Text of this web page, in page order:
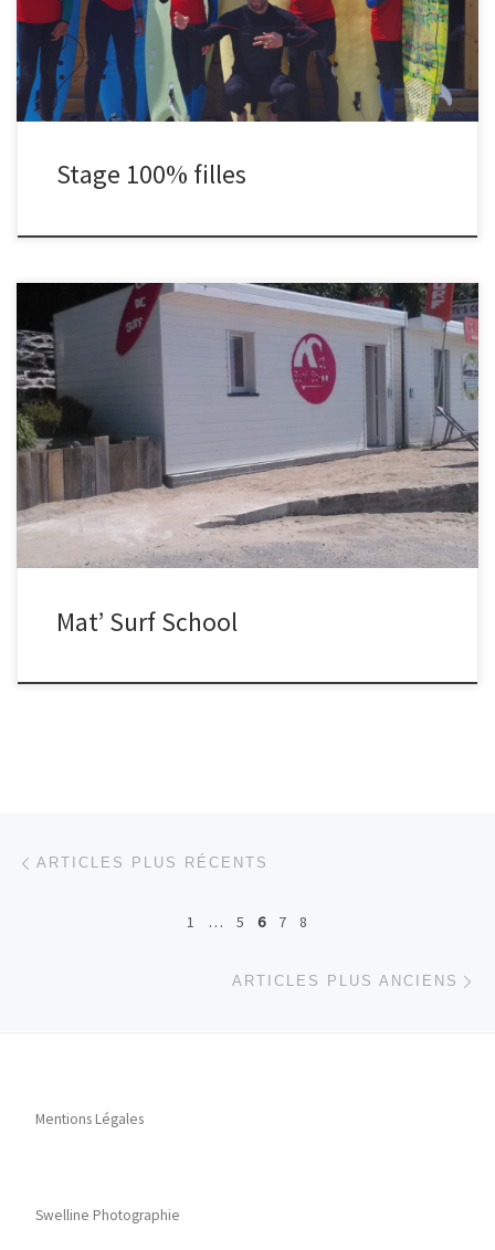
Camping du Fond de la Baie à Locquirec
Stage 100% filles
L’école de surf située à Saint-Michel-en-grève, est ouverte d’avril à
décembre et vous propose la découverte du surf, paddle,
longboard, bodyboard. Ainsi que de la location. Les cours sont
encadrés par un moniteur diplômé d’état surf (BPJEPS). L’école
propose des formules pour tous (dès 5 ans). N’attendez plus et
jetez-vous […]
Mat’ Surf School
Navigation dans les articles
ARTICLES PLUS RÉCENTS
1 … 5 6 7 8
ARTICLES PLUS ANCIENS
Mentions Légales
Swelline Photographie